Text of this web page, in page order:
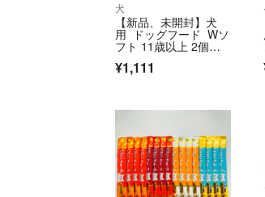
犬
【新品、未開封】犬
用 ドッグフード Wソ
フト 11歳以上 2個セ
¥1,111